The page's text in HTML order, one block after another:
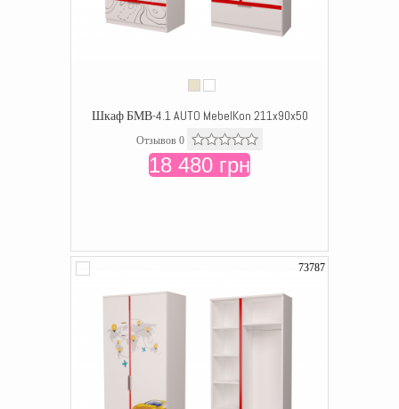
Шкаф БМВ-4.1 AUTO MebelKon 211x90x50
Отзывов 0
18 480 грн
73787